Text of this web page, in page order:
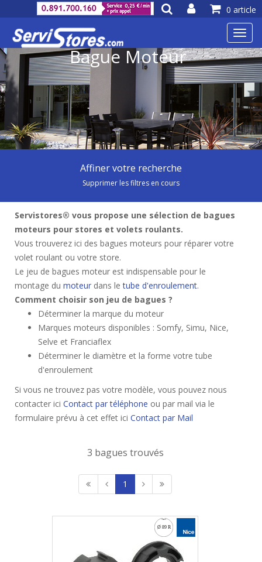
0 article
Bague Moteur
Affiner votre recherche
Supprimer les filtres en cours
Servistores® vous propose une sélection de bagues
moteurs pour stores et volets roulants.
Vous trouverez ici des bagues moteurs pour réparer votre
volet roulant ou votre store.
Le jeu de bagues moteur est indispensable pour le
montage du moteur dans letube d'enroulement.
Comment choisir son jeu de bagues ?
Déterminer la marque du moteur
Marques moteurs disponibles : Somfy, Simu, Nice,
Selve et Franciaflex
Déterminer le diamètre et la forme votre tube
d'enroulement
Si vous ne trouvez pas votre modèle, vous pouvez nous
contacter ici Contact par téléphone ou par mail via le
formulaire prévu à cet effet ici Contact par Mail
3 bagues trouvés
1